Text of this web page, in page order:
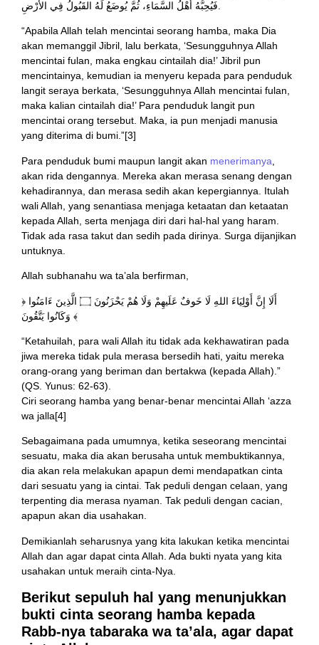
“Apabila Allah telah mencintai seorang hamba, maka Dia
akan memanggil Jibril, lalu berkata, ‘Sesungguhnya Allah
mencintai fulan, maka engkau cintailah dia!’ Jibril pun
mencintainya, kemudian ia menyeru kepada para penduduk
langit seraya berkata, ‘Sesungguhnya Allah mencintai fulan,
maka kalian cintailah dia!’ Para penduduk langit pun
mencintai orang tersebut. Maka, ia pun menjadi manusia
yang diterima di bumi.”[3]
Para penduduk bumi maupun langit akan menerimanya
akan rida dengannya. Mereka akan merasa senang dengan
kehadirannya, dan merasa sedih akan kepergiannya. Itulah
wali Allah, yang senantiasa menjaga ketaatan dan ketaatan
kepada Allah, serta menjaga diri dari hal-hal yang haram.
Tidak ada rasa takut dan sedih pada dirinya. Surga dijanjikan
untuknya.
Allah subhanahu wa ta’ala berfirman,
﴿ أَلَا إِنَّ أَوْلِيَاءَ اللهِ لَا خَوفٌ عَلَيهِمْ وَلَا هُمْ يَحْزَنُونَ ۝ الَّذِينَ ءَامَنُوا
وَكَانُوا يَتَّقُونَ ﴾
“Ketahuilah, para wali Allah itu tidak ada kekhawatiran pada
jiwa mereka tidak pula merasa bersedih hati, yaitu mereka
orang-orang yang beriman dan bertakwa (kepada Allah).”
(QS. Yunus: 62-63).
Ciri seorang hamba yang benar-benar mencintai Allah ‘azza
wa jalla[4]
Sebagaimana pada umumnya, ketika seseorang mencintai
sesuatu, maka dia akan berusaha untuk membuktikannya,
dia akan rela melakukan apapun demi mendapatkan cinta
dari sesuatu yang ia cintai. Tak peduli dengan celaan, yang
terpenting dia merasa nyaman. Tak peduli dengan cacian,
apapun akan dia usahakan.
Demikianlah seharusnya yang kita lakukan ketika mencintai
Allah dan agar dapat cinta Allah. Ada bukti nyata yang kita
usahakan untuk meraih cinta-Nya.
Berikut sepuluh hal yang menunjukkan
bukti cinta seorang hamba kepada
Rabb-nya tabaraka wa ta’ala, agar dapat